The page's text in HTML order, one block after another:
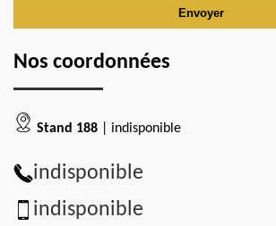
Nos coordonnées
Stand 188 | indisponible
indisponible
indisponible